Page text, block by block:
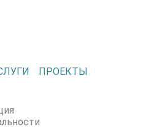
ПРОЕКТЫ